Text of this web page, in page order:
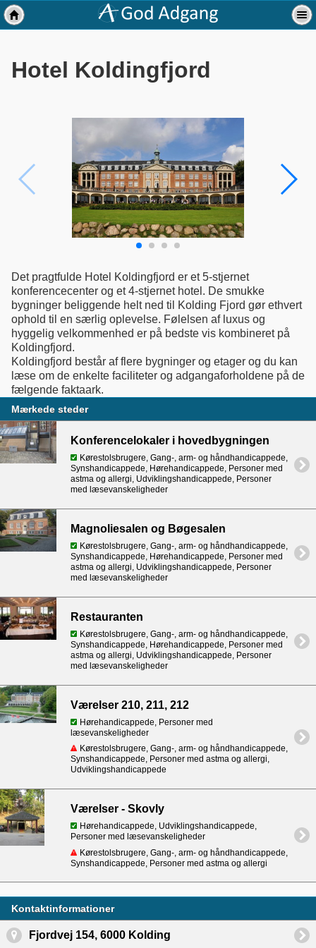
Hotel Koldingfjord
Det pragtfulde Hotel Koldingfjord er et 5-stjernet
konferencecenter og et 4-stjernet hotel. De smukke
bygninger beliggende helt ned til Kolding Fjord gør ethvert
ophold til en særlig oplevelse. Følelsen af luxus og
hyggelig velkommenhed er på bedste vis kombineret på
Koldingfjord.
Koldingfjord består af flere bygninger og etager og du kan
læse om de enkelte faciliteter og adgangaforholdene på de
fælgende faktaark.
Mærkede steder
Konferencelokaler i hovedbygningen
Kørestolsbrugere, Gang-, arm- og håndhandicappede,
Synshandicappede, Hørehandicappede, Personer med
astma og allergi, Udviklingshandicappede, Personer
med læsevanskeligheder
Magnoliesalen og Bøgesalen
Kørestolsbrugere, Gang-, arm- og håndhandicappede,
Synshandicappede, Hørehandicappede, Personer med
astma og allergi, Udviklingshandicappede, Personer
med læsevanskeligheder
Restauranten
Kørestolsbrugere, Gang-, arm- og håndhandicappede,
Synshandicappede, Hørehandicappede, Personer med
astma og allergi, Udviklingshandicappede, Personer
med læsevanskeligheder
Værelser 210, 211, 212
Hørehandicappede, Personer med
læsevanskeligheder
Kørestolsbrugere, Gang-, arm- og håndhandicappede,
Synshandicappede, Personer med astma og allergi,
Udviklingshandicappede
Værelser - Skovly
Hørehandicappede, Udviklingshandicappede,
Personer med læsevanskeligheder
Kørestolsbrugere, Gang-, arm- og håndhandicappede,
Synshandicappede, Personer med astma og allergi
Kontaktinformationer
Fjordvej 154, 6000 Kolding